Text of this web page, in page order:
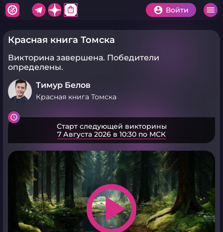
shopping_bag Войти
Красная книга Томска
Викторина завершена. Победители
определены.
Тимур Белов
Красная книга Томска
Старт следующей викторины
7 Августа 2026 в 10:30 по МСК
play_arrow